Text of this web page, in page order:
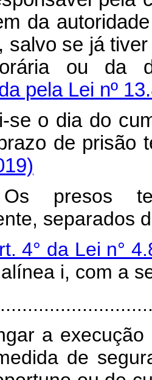
da
salvo se já
ou da
pela Lei nº
se o dia do
prazo de
presos
separados
4° da Lei n°
i, com a
a
de